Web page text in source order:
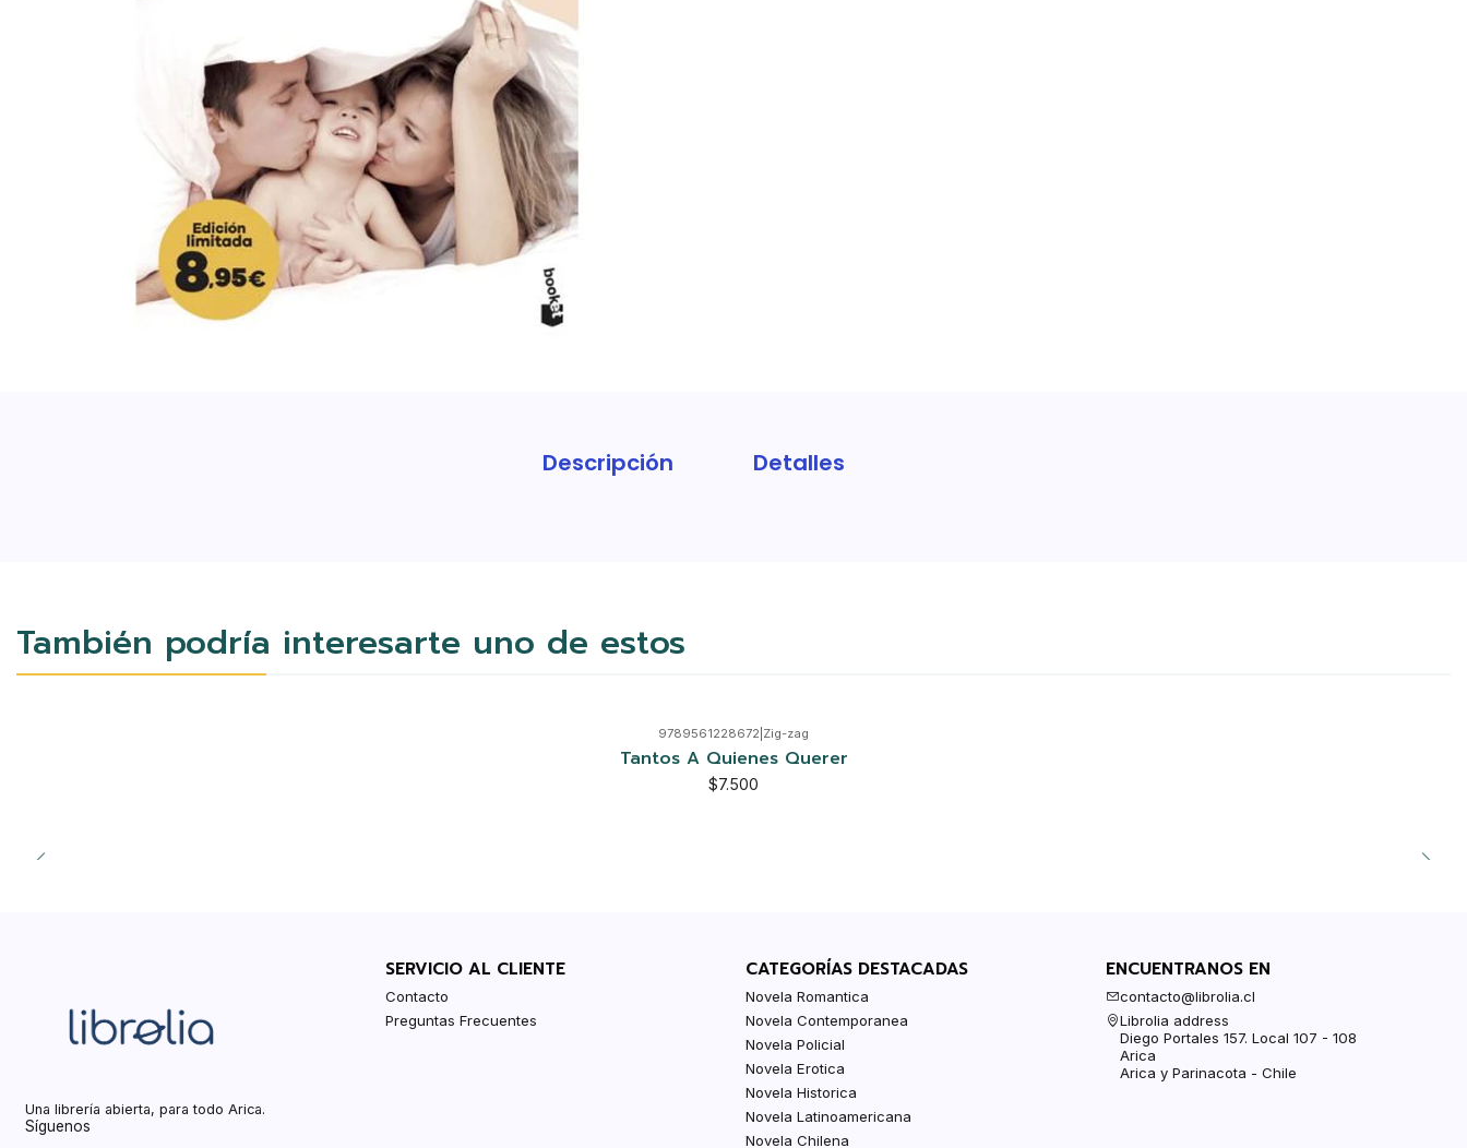
Descripción Detalles
También podría interesarte uno de estos
9789561228672 Zig-zag
Tantos A Quienes Querer
$7.500
Una librería abierta, para todo Arica.
Síguenos
SERVICIO AL CLIENTE
Contacto
Preguntas Frecuentes
CATEGORÍAS DESTACADAS
Novela Romantica
Novela Contemporanea
Novela Policial
Novela Erotica
Novela Historica
Novela Latinoamericana
Novela Chilena
ENCUENTRANOS EN
contacto@librolia.cl
Librolia address
Diego Portales 157. Local 107 - 108
Arica
Arica y Parinacota - Chile